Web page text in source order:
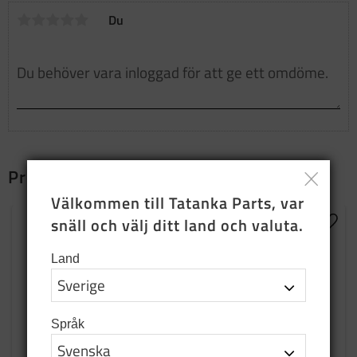
Du
Produkter som passar ihop
Lägg till i favoriter
Välkommen till Tatanka Parts, var
snäll och välj ditt land och valuta.
Land
Språk